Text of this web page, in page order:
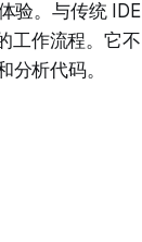
验。与传统 IDE
工作流程。它不
析代码。